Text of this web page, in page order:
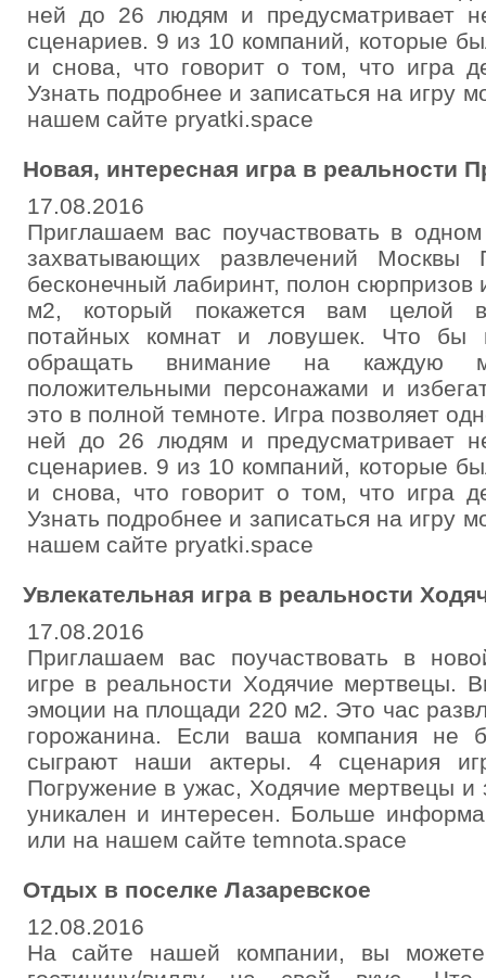
ней до 26 людям и предусматривает
сценариев. 9 из 10 компаний, которые
и снова, что говорит о том, что игра
Узнать подробнее и записаться на игру
нашем сайте pryatki.space
Новая, интересная игра в реальности
17.08.2016
Приглашаем вас поучаствовать в
захватывающих развлечений
бесконечный лабиринт, полон сюрпризов
м2, который покажется вам целой
потайных комнат и ловушек. Что бы
обращать внимание на каждую
положительными персонажами и
это в полной темноте. Игра позволяет
ней до 26 людям и предусматривает
сценариев. 9 из 10 компаний, которые
и снова, что говорит о том, что игра
Узнать подробнее и записаться на игру
нашем сайте pryatki.space
Увлекательная игра в реальности
17.08.2016
Приглашаем вас поучаствовать в
игре в реальности Ходячие мертвецы.
эмоции на площади 220 м2. Это час
горожанина. Если ваша компания не
сыграют наши актеры. 4 сценария
Погружение в ужас, Ходячие мертвецы
уникален и интересен. Больше
или на нашем сайте temnota.space
Отдых в поселке Лазаревское
12.08.2016
На сайте нашей компании, вы